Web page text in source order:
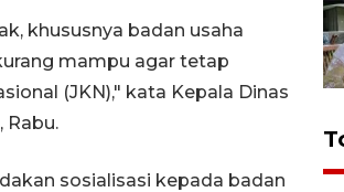
khususnya badan usaha
mampu agar tetap
(JKN)," kata Kepala Dinas
Rabu.
sosialisasi kepada badan